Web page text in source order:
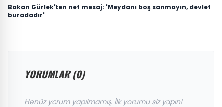
Bakan Gürlek'ten net mesaj: 'Meydanı boş sanmayın, devlet
buradadır'
YORUMLAR (0)
Henüz yorum yapılmamış. İlk yorumu siz yapın!